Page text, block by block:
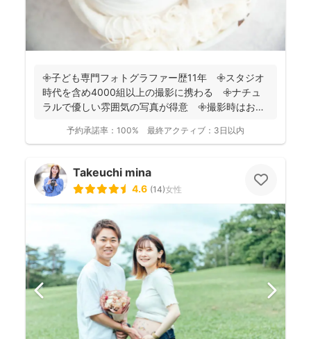
𖧷子ども専門フォトグラファー歴11年 𖧷スタジオ
時代を含め4000組以上の撮影に携わる 𖧷ナチュ
ラルで優しい雰囲気の写真が得意 𖧷撮影時はお手
予約承諾率： 100% 最終アクティブ： 3日以内
Takeuchi mina
4.6 (14)女性